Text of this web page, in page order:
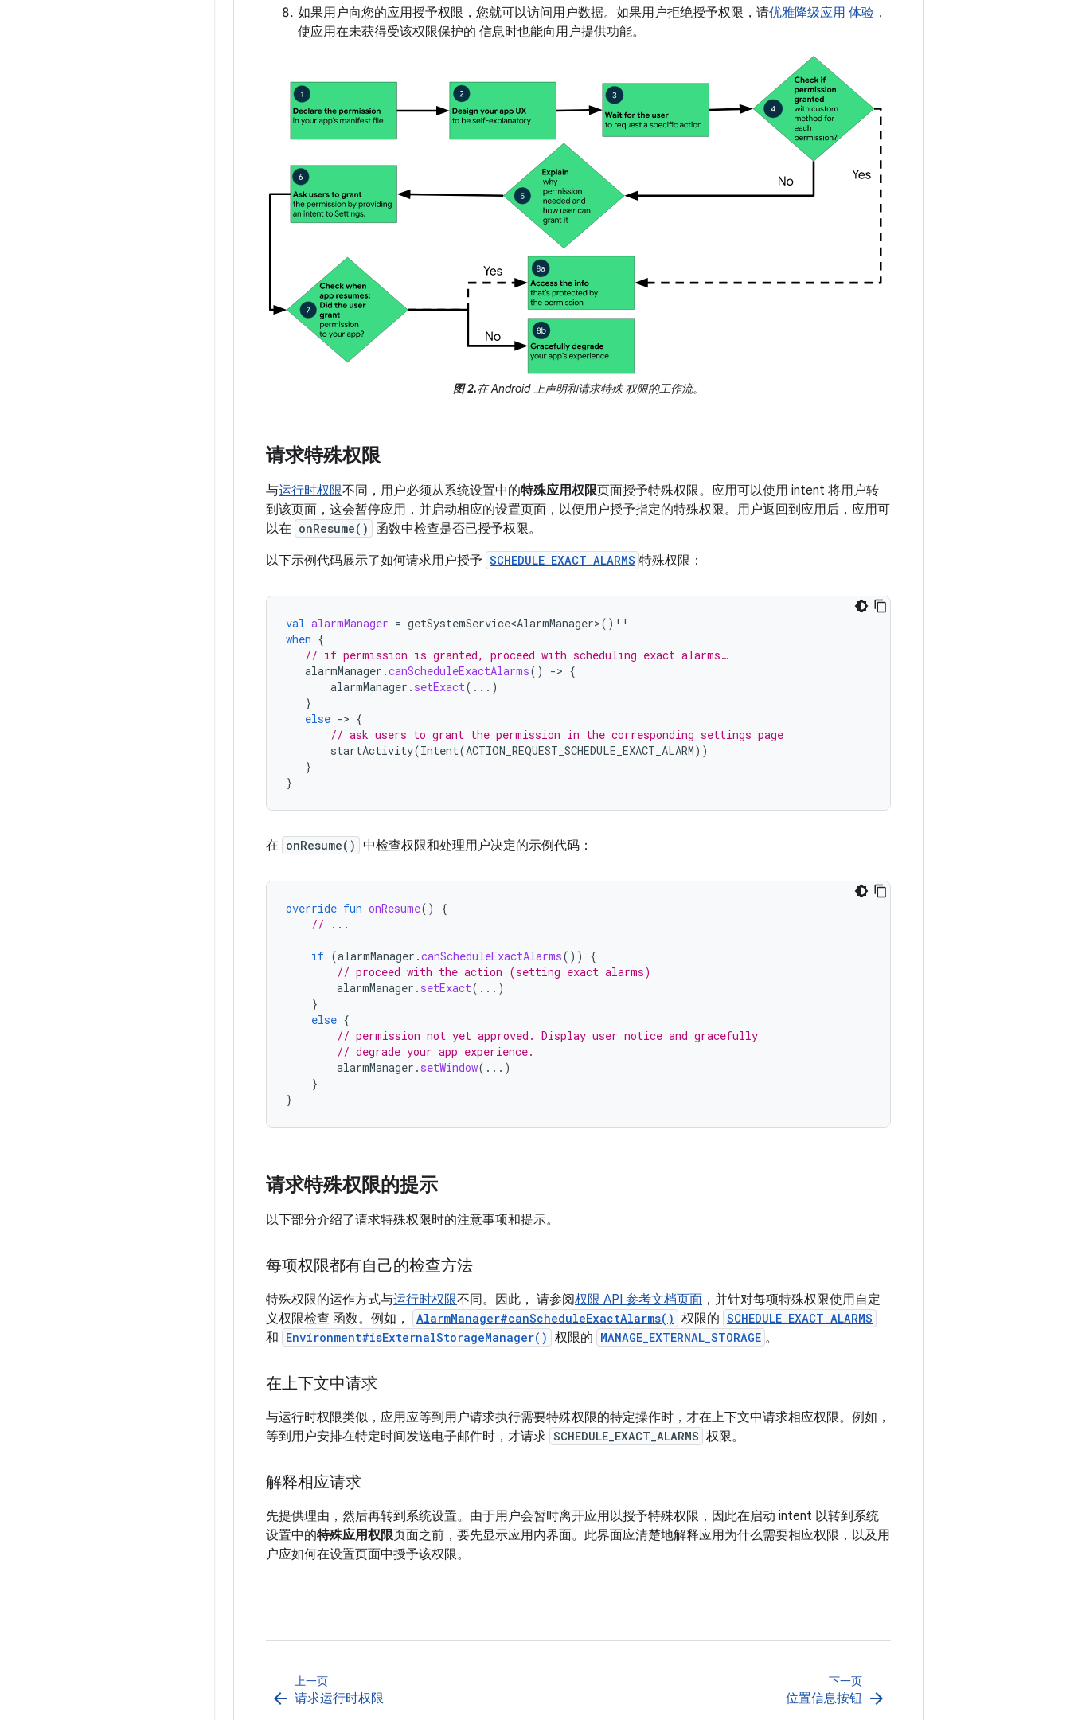
如果用户向您的应用授予权限，您就可以访问用户数据。如果用户拒绝授予权限，请优雅降级应用 体验 ，
使应用在未获得受该权限保护的 信息时也能向用户提供功能。
图 2.在 Android 上声明和请求特殊 权限的工作流。
请求特殊权限
与运行时权限不同，用户必须从系统设置中的特殊应用权限页面授予特殊权限。应用可以使用 intent 将用户转
到该页面，这会暂停应用，并启动相应的设置页面，以便用户授予指定的特殊权限。用户返回到应用后，应用可
以在 onResume()
函数中检查是否已授予权限。
以下示例代码展示了如何请求用户授予 SCHEDULE_EXACT_ALARMS 特殊权限：
val alarmManager = getSystemService<AlarmManager>() !!
when {
// if permission is granted, proceed with scheduling exact alarms…
alarmManager .canScheduleExactAlarms() -> {
alarmManager . setExact(...)
}
else -> {
// ask users to grant the permission in the corresponding settings page
startActivity(Intent(ACTION_REQUEST_SCHEDULE_EXACT_ALARM))
}
}
在 onResume() 中检查权限和处理用户决定的示例代码：
override fun onResume()
{
// ...
if (alarmManager .canScheduleExactAlarms())
{
// proceed with the action (setting exact alarms)
alarmManager . setExact(...)
}
else {
// permission not yet approved. Display user notice and gracefully
// degrade your app experience.
alarmManager . setWindow(...)
}
}
请求特殊权限的提示
以下部分介绍了请求特殊权限时的注意事项和提示。
每项权限都有自己的检查方法
特殊权限的运作方式与运行时权限不同。因此， 请参阅权限 API 参考文档页面 ，并针对每项特殊权限使用自定
义权限检查 函数。例如，
AlarmManager#canScheduleExactAlarms() 权限的 SCHEDULE_EXACT_ALARMS
和 Environment#isExternalStorageManager() 权限的 MANAGE_EXTERNAL_STORAGE 。
在上下文中请求
与运行时权限类似，应用应等到用户请求执行需要特殊权限的特定操作时，才在上下文中请求相应权限。例如，
等到用户安排在特定时间发送电子邮件时，才请求 SCHEDULE_EXACT_ALARMS 权限。
解释相应请求
先提供理由，然后再转到系统设置。由于用户会暂时离开应用以授予特殊权限，因此在启动 intent 以转到系统
设置中的特殊应用权限页面之前，要先显示应用内界面。此界面应清楚地解释应用为什么需要相应权限，以及用
户应如何在设置页面中授予该权限。
上一页
arrow_back 请求运行时权限
下一页
位置信息按钮 arrow_forward